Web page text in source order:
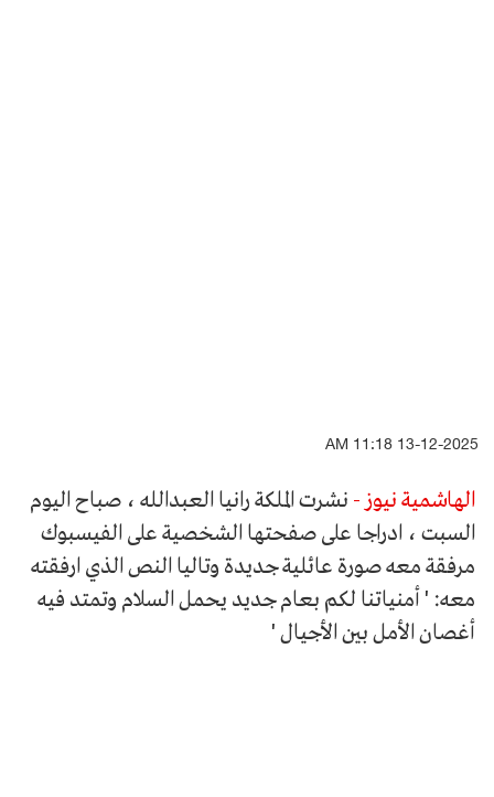
13-12-2025 11:18 AM
الهاشمية نيوز - نشرت الملكة رانيا العبدالله ، صباح اليوم
السبت ، ادراجا على صفحتها الشخصية على الفيسبوك
مرفقة معه صورة عائلية جديدة وتاليا النص الذي ارفقته
معه: ' أمنياتنا لكم بعام جديد يحمل السلام وتمتد فيه
أغصان الأمل بين الأجيال '